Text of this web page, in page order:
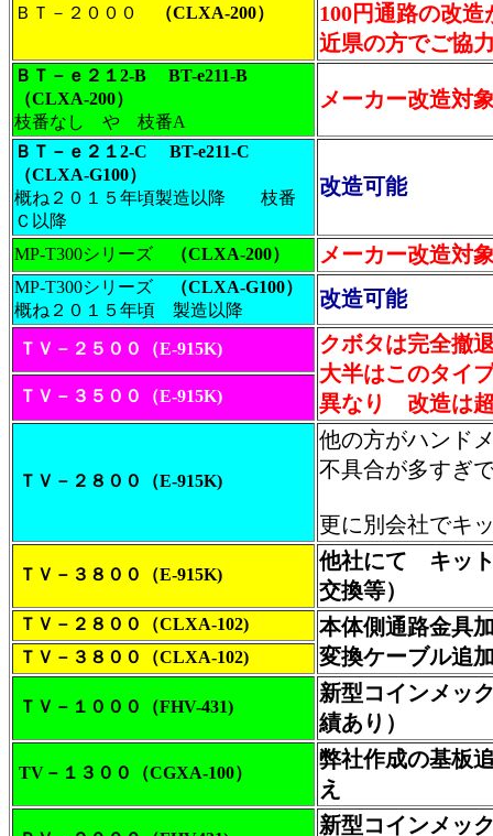
ＢＴ－２０００ （CLXA-200）
100円通路の改造
近県の方でご協
ＢＴ－ｅ２１2-B BT-e211-B
（CLXA-200）
枝番なし や 枝番A
メーカー改造対
ＢＴ－ｅ２１2-C BT-e211-C
（CLXA-G100）
概ね２０１５年頃製造以降 枝番
Ｃ以降
改造可能
MP-T300シリーズ （CLXA-200） メーカー改造対
MP-T300シリーズ
（CLXA-G100）
概ね２０１５年頃 製造以降
改造可能
ＴＶ－２５００（E-915K)
クボタは完全撤
大半はこのタイ
異なり 改造は
ＴＶ－３５００（E-915K)
ＴＶ－２８００（E-915K)
他の方がハンド
不具合が多すぎ
更に別会社でキ
ＴＶ－３８００（E-915K)
他社にて キッ
交換等）
ＴＶ－２８００（CLXA-102)
本体側通路金具
変換ケーブル追
ＴＶ－３８００（CLXA-102)
ＴＶ－１０００（FHV-431)
新型コインメッ
績あり）
TV－１３００（CGXA-100）
弊社作成の基板
え
新型コインメッ